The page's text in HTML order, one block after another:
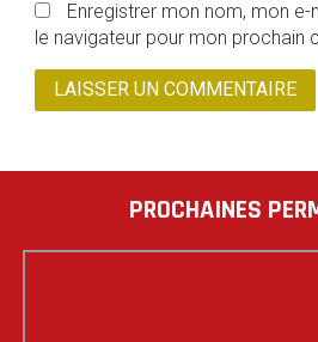
Enregistrer mon nom, mon
le navigateur pour mon prochain
PROCHAINES